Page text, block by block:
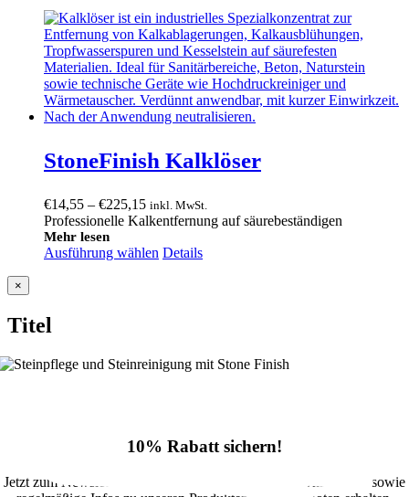
StoneFinish Kalklöser
€14,55 – €225,15Preisspanne:
€14,55
€225,15
inkl. MwSt.
Professionelle Kalkentfernung auf säurebeständigen
Mehr lesen
Ausführung wählen Details
Close
product
view
×
Titel
10% Rabatt sichern!
Jetzt zum Newsletter anmelden und 10% Rabatt im Onlineshop sowie